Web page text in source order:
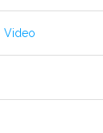
Video